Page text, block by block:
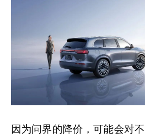
因为问界的降价，可能会对